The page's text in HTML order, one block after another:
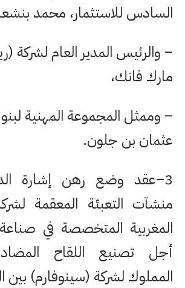
السادس للاستثمار، محمد
– والرئيس المدير العام لشركة
مارك فانك،
– وممثل المجموعة المهنية
عثمان بن جلون.
3–عقد وضع رهن إشارة
منشآت التعبئة المعقمة
المغربية المتخصصة في
المملوك لشركة (سينوفارم) بين